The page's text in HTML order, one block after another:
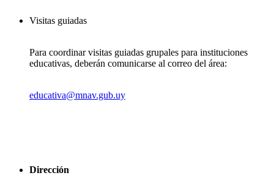
Visitas guiadas
Para coordinar visitas guiadas grupales para instituciones
educativas, deberán comunicarse al correo del área:
educativa@mnav.gub.uy
Dirección